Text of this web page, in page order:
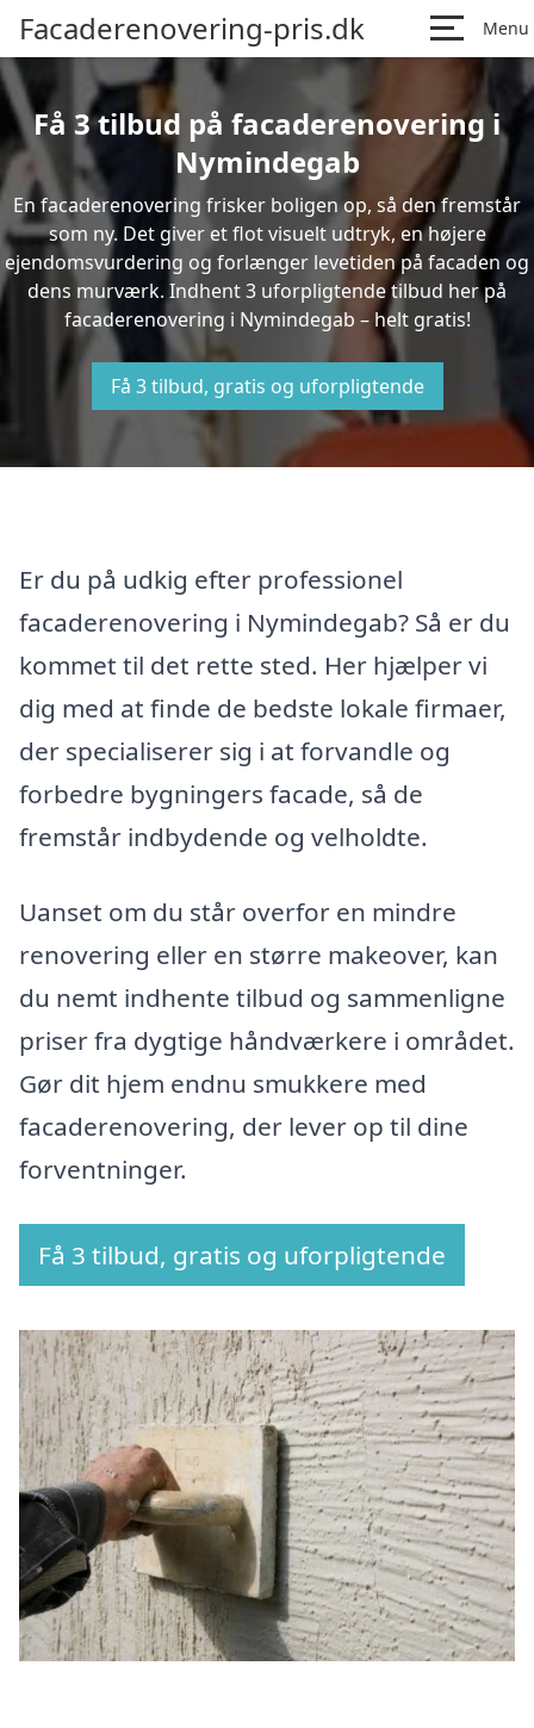
Facaderenovering-pris.dk Menu
Få 3 tilbud på facaderenovering i
Nymindegab
En facaderenovering frisker boligen op, så den fremstår
som ny. Det giver et flot visuelt udtryk, en højere
ejendomsvurdering og forlænger levetiden på facaden og
dens murværk. Indhent 3 uforpligtende tilbud her på
facaderenovering i Nymindegab – helt gratis!
Få 3 tilbud, gratis og uforpligtende
Er du på udkig efter professionel
facaderenovering i Nymindegab? Så er du
kommet til det rette sted. Her hjælper vi
dig med at finde de bedste lokale firmaer,
der specialiserer sig i at forvandle og
forbedre bygningers facade, så de
fremstår indbydende og velholdte.
Uanset om du står overfor en mindre
renovering eller en større makeover, kan
du nemt indhente tilbud og sammenligne
priser fra dygtige håndværkere i området.
Gør dit hjem endnu smukkere med
facaderenovering, der lever op til dine
forventninger.
Få 3 tilbud, gratis og uforpligtende